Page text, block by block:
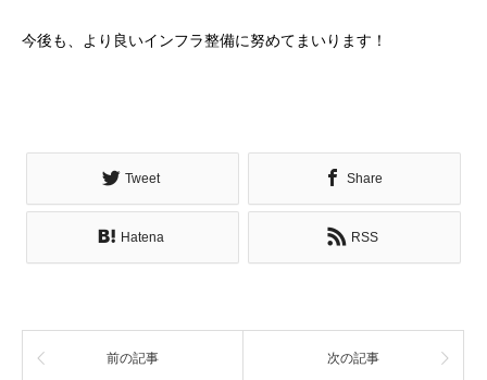
今後も、より良いインフラ整備に努めてまいります！
Tweet Share
Hatena RSS
前の記事 次の記事